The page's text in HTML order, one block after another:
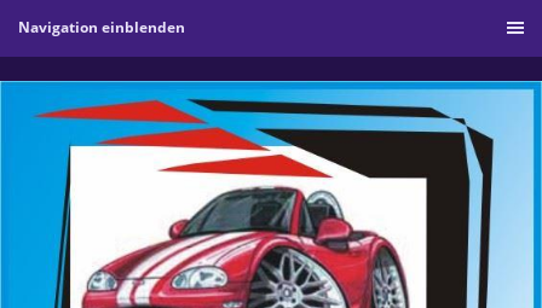
Navigation einblenden